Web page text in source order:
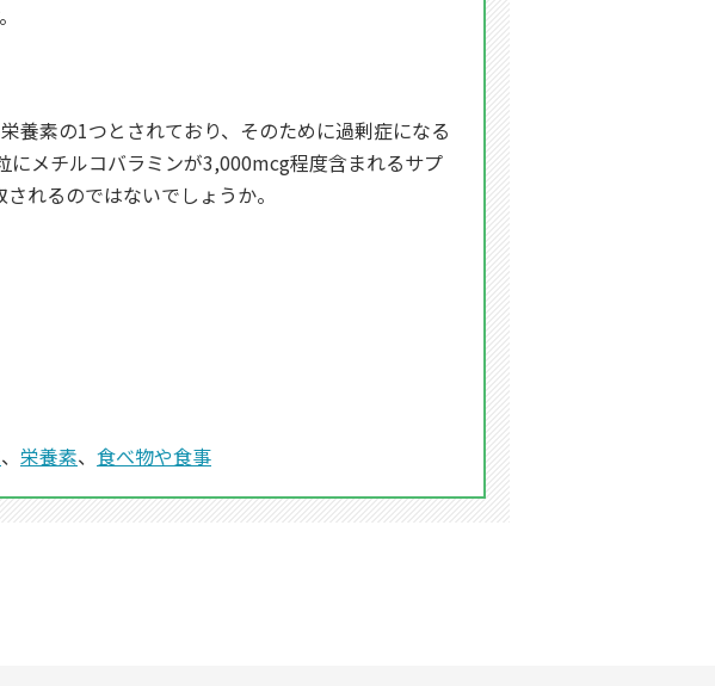
養素の1つとされており、そのために過剰症になる
メチルコバラミンが3,000mcg程度含まれるサプ
れるのではないでしょうか。
、 栄養素、 食べ物や食事